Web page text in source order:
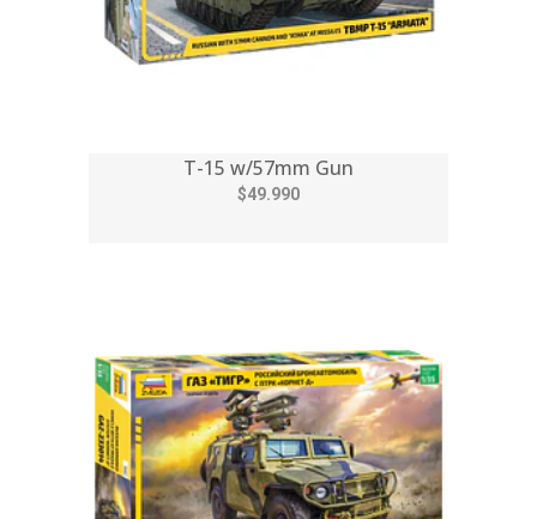
T-15 w/57mm Gun
$49.990